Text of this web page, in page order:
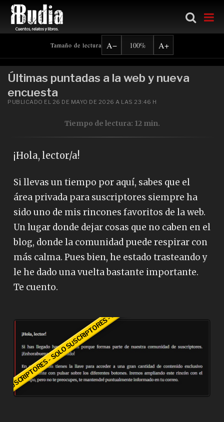
Tamaño de lectura A− 100% A+
Últimas puntadas a la web y nueva
encuesta
PUBLICADO EL 26 DE MAYO DE 2026 A LAS 23:46 H
Tiempo de lectura: 12 min.
¡Hola, lector/a!
Si llevas un tiempo por aquí, sabes que el
área privada para suscriptores siempre ha
sido uno de mis rincones favoritos de la web.
Un lugar donde dejar cosas que no caben en el
blog, donde la comunidad puede respirar con
más calma. Pues bien, he estado trasteando y
le he dado una vuelta bastante importante.
Te cuento.
SUSCRIPTORES - SOLO SUSCRIPTORES - SOLO